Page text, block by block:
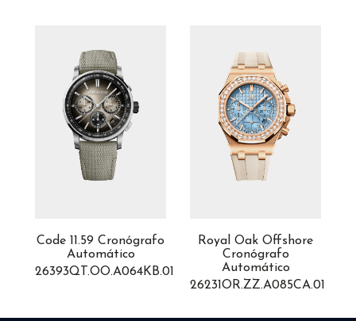
Code 11.59 Cronógrafo
Automático
26393QT.OO.A064KB.01
Royal Oak Offshore
Cronógrafo
Automático
26231OR.ZZ.A085CA.01